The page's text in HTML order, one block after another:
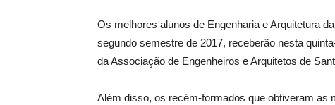
Os melhores alunos de Engenharia e Arquitetura
segundo semestre de 2017, receberão nesta
da Associação de Engenheiros e Arquitetos de
Além disso, os recém-formados que obtiveram as